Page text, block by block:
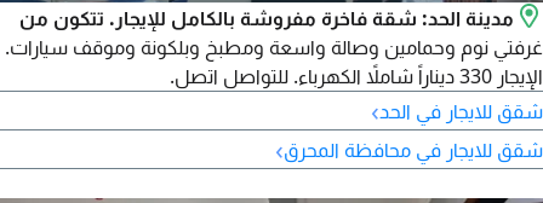
مدينة الحد: شقة فاخرة مفروشة بالكامل للإيجار. تتكون من
غرفتي نوم وحمامين وصالة واسعة ومطبخ وبلكونة وموقف سيارات.
الإيجار 330 ديناراً شاملاً الكهرباء. للتواصل اتصل.
شقق للايجار في الحد›
شقق للايجار في محافظة المحرق›